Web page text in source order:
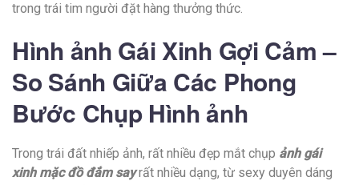
trong trái tim người đặt hàng thưởng thức.
Hình ảnh Gái Xinh Gợi Cảm –
So Sánh Giữa Các Phong
Bước Chụp Hình ảnh
Trong trái đất nhiếp ảnh, rất nhiều đẹp mắt chụp ảnh gái
xinh mặc đồ đắm sayrất nhiều dạng, từ sexy duyên dáng